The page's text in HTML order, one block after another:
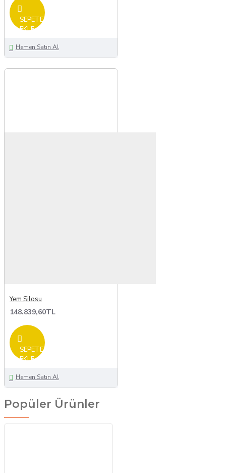
SEPETE
EKLE
Hemen Satın Al
Yem Silosu
148.839,60TL
SEPETE
EKLE
Hemen Satın Al
Popüler Ürünler